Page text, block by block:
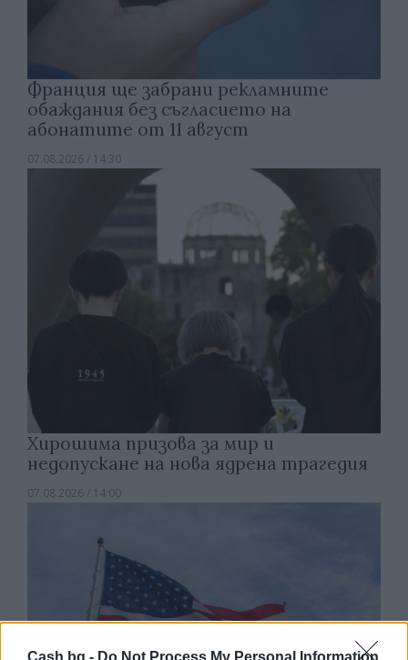
Cash.bg - Do Not Process My Personal Information
Франция ще забрани рекламните
обаждания без съгласието на
абонатите от 11 август
07.08.2026 / 14:30
Хирошима призова за мир и
недопускане на нова ядрена трагедия
07.08.2026 / 14:00